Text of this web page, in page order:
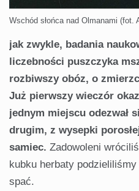
Wschód słońca nad Olmanami (fot.
jak zwykle, badania
liczebności puszczyka
rozbiwszy obóz, o
Już pierwszy wieczór
jednym miejscu odezwał
drugim, z wysepki
samiec. Zadowoleni
kubku herbaty
spać.